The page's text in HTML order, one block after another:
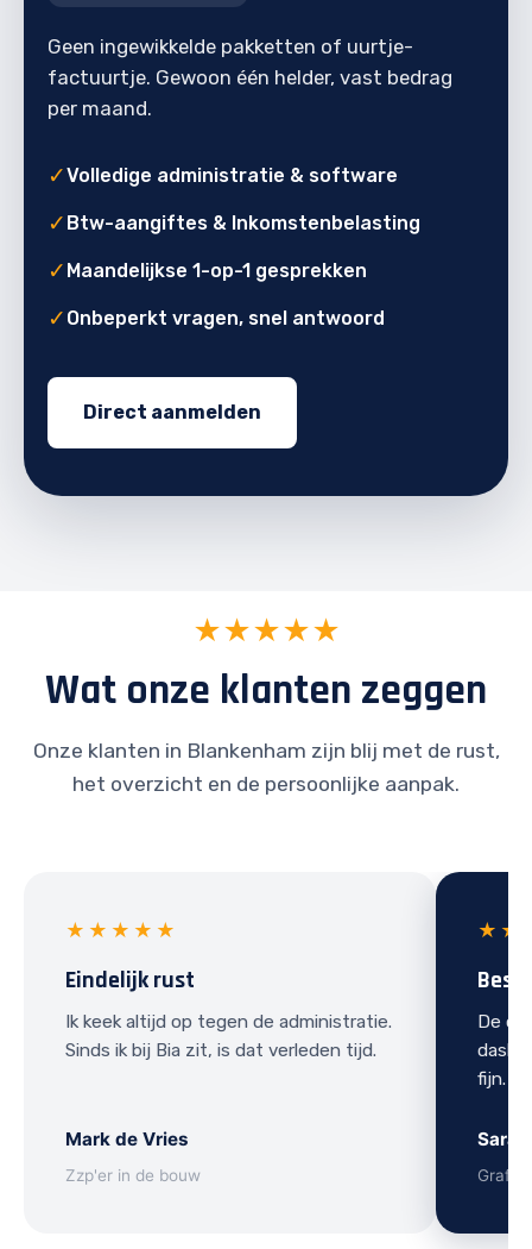
Geen ingewikkelde pakketten of uurtje-
factuurtje. Gewoon één helder, vast bedrag
per maand.
✓Volledige administratie & software
✓ Btw-aangiftes & Inkomstenbelasting
✓ Maandelijkse 1-op-1 gesprekken
✓ Onbeperkt vragen, snel antwoord
Direct aanmelden
★★★★★
Wat onze klanten zeggen
Onze klanten in Blankenham zijn blij met de rust,
het overzicht en de persoonlijke aanpak.
★★★★★
Eindelijk rust
Ik keek altijd op tegen de administratie.
Sinds ik bij Bia zit, is dat verleden tijd.
Mark de Vries
Zzp'er in de bouw
De
fijn.